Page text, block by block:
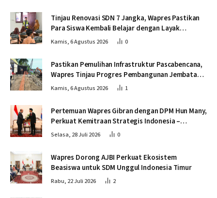
Tinjau Renovasi SDN 7 Jangka, Wapres Pastikan
Para Siswa Kembali Belajar dengan Layak
Pascabencana
Kamis, 6 Agustus 2026 0
Pastikan Pemulihan Infrastruktur Pascabencana,
Wapres Tinjau Progres Pembangunan Jembatan
Krueng Tingkeum Bireuen
Kamis, 6 Agustus 2026 1
Pertemuan Wapres Gibran dengan DPM Hun Many,
Perkuat Kemitraan Strategis Indonesia –
Kamboja
Selasa, 28 Juli 2026 0
Wapres Dorong AJBI Perkuat Ekosistem
Beasiswa untuk SDM Unggul Indonesia Timur
Rabu, 22 Juli 2026 2